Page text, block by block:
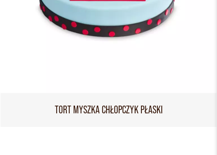
TORT MYSZKA CHŁOPCZYK PŁASKI